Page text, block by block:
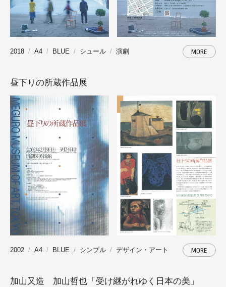
2018 A4 BLUE シュール 演劇 MORE
昼下りの所蔵作品展
2002 A4 BLUE シンプル デザイン・アート MORE
加山又造 加山哲也「受け継がれゆく日本の美」